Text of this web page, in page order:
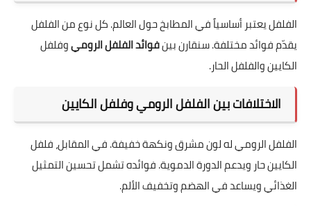
الفلفل يعتبر أساسياً في المطابخ حول العالم. كل نوع من الفلفل
يقدّم فوائد مختلفة. سنقارن بينفوائد الفلفل الروميوفلفل
الكايين والفلفل الحار.
الاختلافات بين الفلفل الرومي وفلفل الكايين
الفلفل الرومي له لون مشرق ونكهة خفيفة. في المقابل، فلفل
الكايين حار ويدعم الدورة الدموية. فوائده تشمل تحسين التمثيل
الغذائي ويساعد في الهضم وتخفيف الألم.